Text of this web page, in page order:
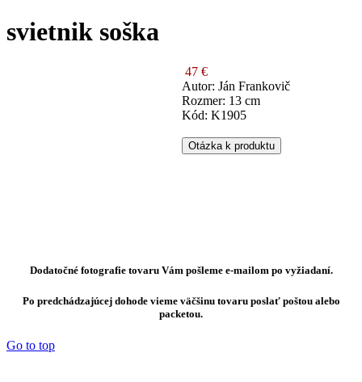
svietnik soška
47 €
Autor: Ján Frankovič
Rozmer: 13 cm
Kód: K1905
Otázka k produktu
Dodatočné fotografie tovaru Vám pošleme e-mailom po vyžiadaní.
Po predchádzajúcej dohode vieme väčšinu tovaru poslať poštou alebo
packetou.
Go to top